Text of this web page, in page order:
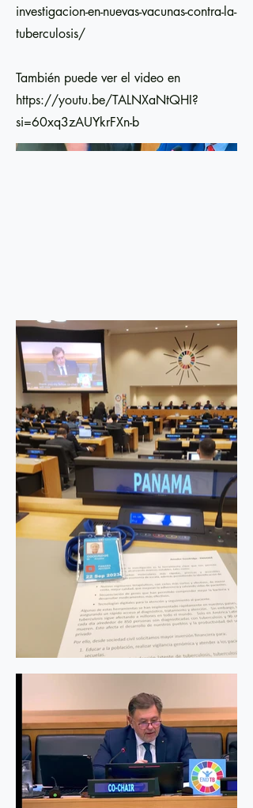
investigacion-en-nuevas-vacunas-contra-la-
tuberculosis/
También puede ver el video en
https://youtu.be/TALNXaNtQHI?
si=60xq3zAUYkrFXn-b